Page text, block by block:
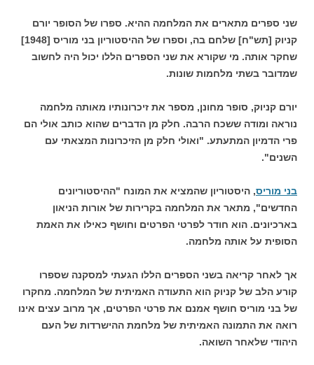
שני ספרים מתארים את המלחמה ההיא. ספרו של הסופר יורם
קניוק [תש"ח] שלחם בה, וספרו של ההיסטוריון בני מוריס [1948]
שחקר אותה. מי שקורא את שני הספרים הללו יכול היה לחשוב
שמדובר בשתי מלחמות שונות.
יורם קניוק, סופר מחונן, מספר את זיכרונותיו מאותה מלחמה
נוראה ומודה ששכח הרבה. חלק מן הדברים שהוא כותב אולי הם
פרי הדמיון המתעתע. "ואולי חלק מן הזיכרונות המצאתי עם
השנים".
בני מוריס, היסטוריון שהמציא את המונח "ההיסטוריונים
החדשים", מתאר את המלחמה בקרירות של אורות הניאון
בארכיונים. הוא חודר לפרטי הפרטים וחושף כאילו את האמת
הסופית על אותה מלחמה.
אך לאחר קריאה בשני הספרים הללו הגעתי למסקנה שספרו
קורע הלב של קניוק הוא התעודה האמיתית של המלחמה. מחקרו
של בני מוריס חושף אמנם את פרטי הפרטים, אך מרוב עצים אינו
רואה את התמונה האמיתית של מלחמת ההישרדות של העם
היהודי שלאחר השואה.